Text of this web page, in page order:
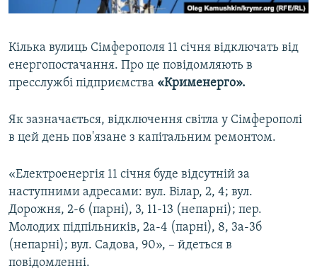
СВІДЧЕННЯ ОКУПАЦІЇ
ІНФОГРАФІКА
Qırımtatar
ДОЛУЧАЙСЯ!
Усі сайти RFE/RL
Кілька вулиць Сімферополя 11 січня відключать від
енергопостачання. Про це повідомляють в
пресслужбі підприємства «Крименерго».
Як зазначається, відключення світла у Сімферополі
в цей день пов'язане з капітальним ремонтом.
«Електроенергія 11 січня буде відсутній за
наступними адресами: вул. Вілар, 2, 4; вул.
Дорожня, 2-6 (парні), 3, 11-13 (непарні); пер.
Молодих підпільників, 2а-4 (парні), 8, 3а-3б
(непарні); вул. Садова, 90», – йдеться в
повідомленні.